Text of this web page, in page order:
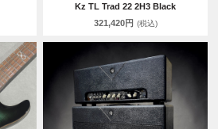
Kz TL Trad 22 2H3 Black
321,420円 (税込)